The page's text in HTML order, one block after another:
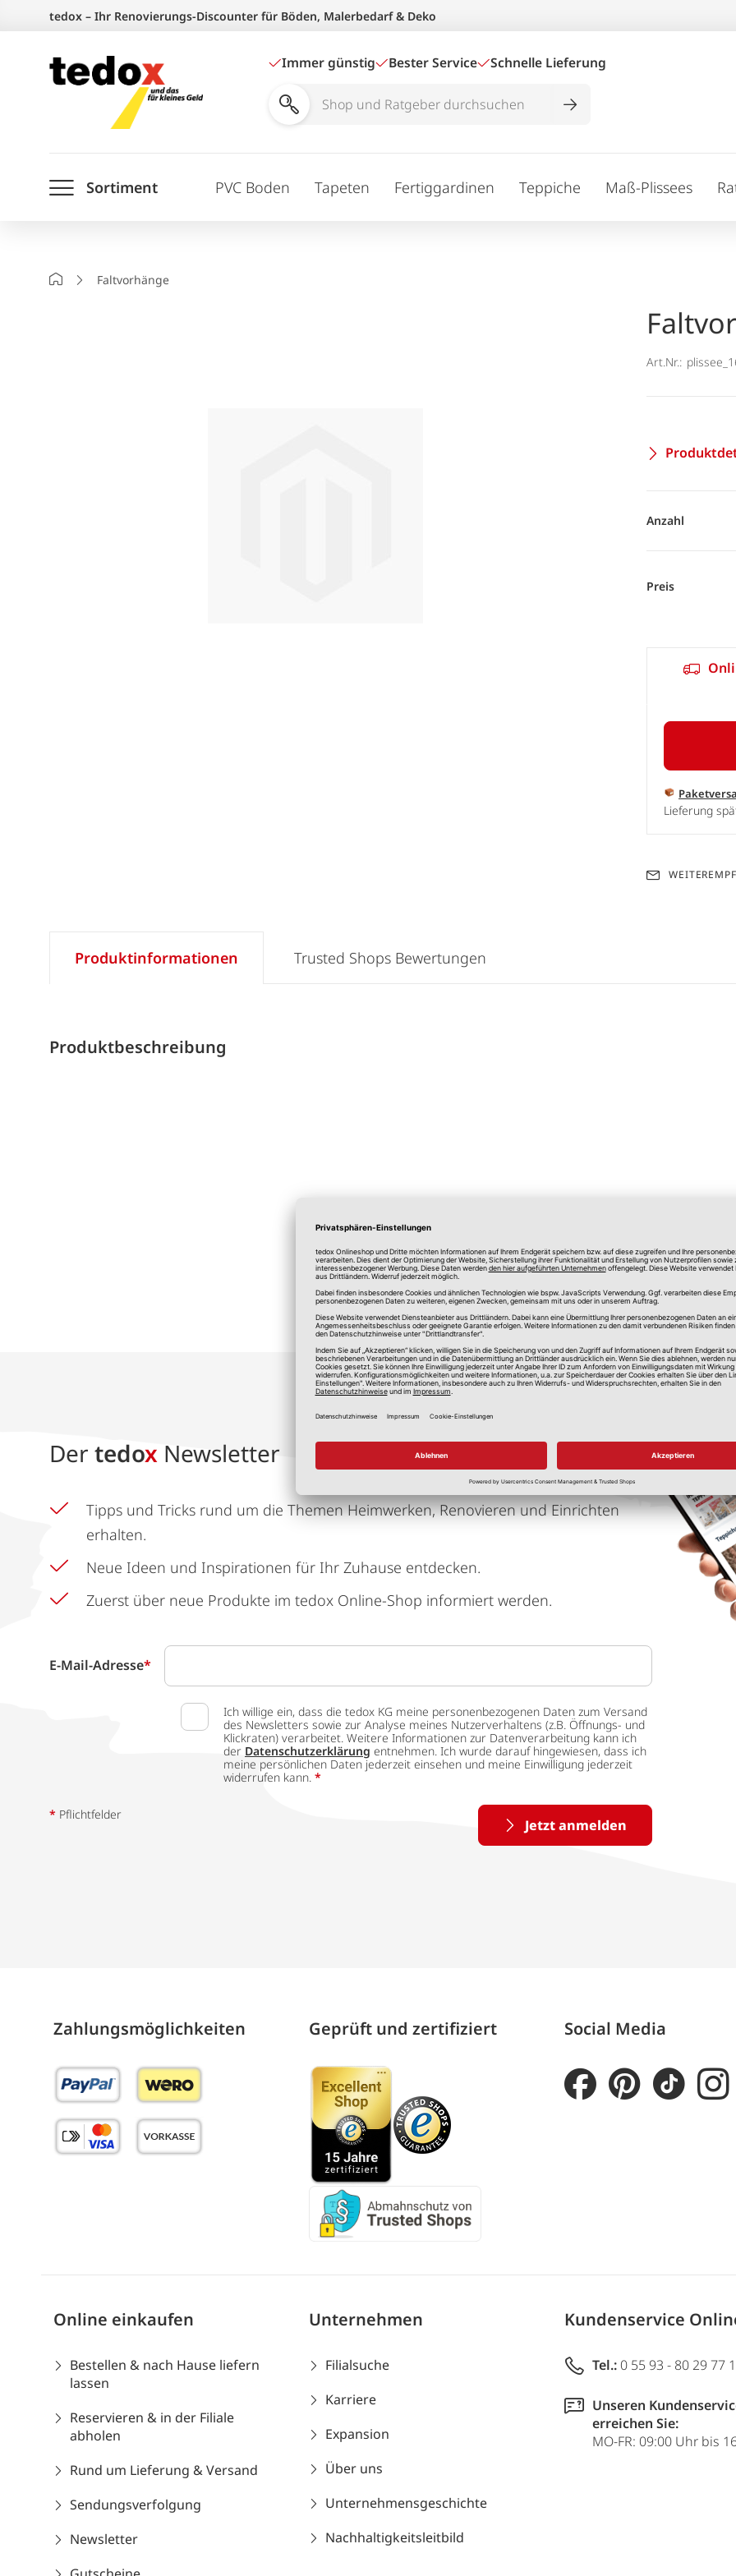
springen
tedox – Ihr Renovierungs-Discounter für Böden, Malerbedarf & Deko
Immer günstig Bester Service Schnelle Lieferung
Shop
durchsuchen
Sortiment PVC Boden Tapeten Fertiggardinen Teppiche Maß-Plissees
StartseiteFaltvorhänge
Art.Nr.:
Anzahl
Preis
Lieferung
Produktinformationen
Produktbeschreibung
Trusted Shops Bewertungen
*Alle Preise in Euro, inkl. gesetzlicher Mehrwertsteuer, zzgl.
Der tedox Newsletter
Tipps und Tricks rund um die Themen Heimwerken, Renovieren und Einrichten
erhalten.
Neue Ideen und Inspirationen für Ihr Zuhause entdecken.
Zuerst über neue Produkte im tedox Online-Shop informiert werden.
E-Mail-Adresse*
Ich willige ein, dass die tedox KG meine personenbezogenen Daten zum Versand
des Newsletters sowie zur Analyse meines Nutzerverhaltens (z.B. Öffnungs- und
Klickraten) verarbeitet. Weitere Informationen zur Datenverarbeitung kann ich
der Datenschutzerklärung entnehmen. Ich wurde darauf hingewiesen, dass ich
meine persönlichen Daten jederzeit einsehen und meine Einwilligung jederzeit
widerrufen kann. *
Jetzt anmelden
* Pflichtfelder
Zahlungs­möglich­keiten Geprüft und zertifiziert Social Media
Online einkaufen
Bestellen & nach Hause liefern
lassen
Reservieren & in der Filiale
abholen
Rund um Lieferung & Versand
Sendungsverfolgung
Newsletter
Unternehmen
Filialsuche
Karriere
Expansion
Über uns
Unternehmensgeschichte
Nachhaltigkeitsleitbild
Kundenservice
Tel.: 0 55 93 - 80 29 77
Unseren
erreichen Sie:
MO-FR: 09:00 Uhr bis